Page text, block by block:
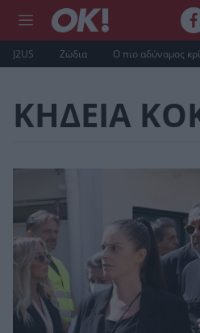
J2US Ζώδια Ο πιο αδύναμος
ΚΗΔΕΙΑ